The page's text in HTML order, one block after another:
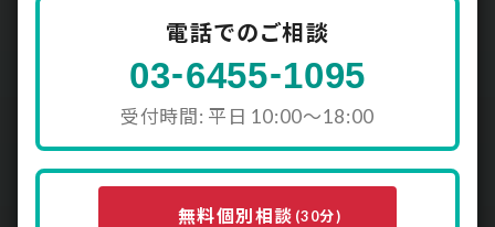
電話でのご相談
03-6455-1095
受付時間: 平日 10:00〜18:00
無料個別相談 (30分)